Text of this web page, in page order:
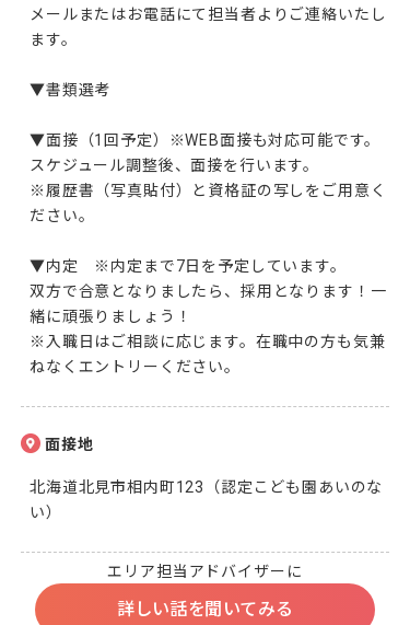
メールまたはお電話にて担当者よりご連絡いたし
ます。
▼書類選考
▼面接（1回予定）※WEB面接も対応可能です。
スケジュール調整後、面接を行います。
※履歴書（写真貼付）と資格証の写しをご用意く
ださい。
▼内定　※内定まで7日を予定しています。
双方で合意となりましたら、採用となります！一
緒に頑張りましょう！
※入職日はご相談に応じます。在職中の方も気兼
ねなくエントリーください。
面接地
北海道北見市相内町123（認定こども園あいのな
い）
エリア担当アドバイザーに
詳しい話を聞いてみる